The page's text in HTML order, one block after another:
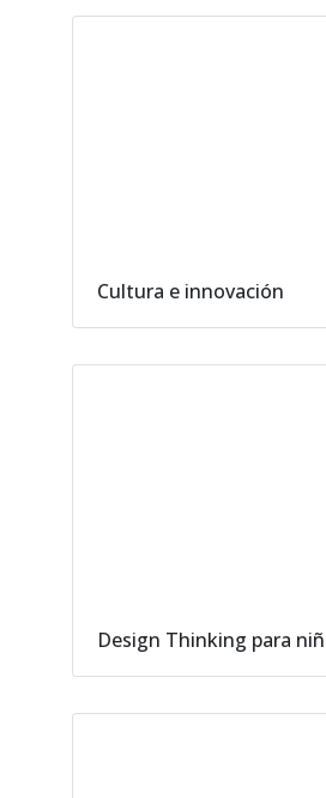
Cultura e innovación
Design Thinking para